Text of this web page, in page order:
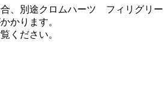
、別途クロムハーツ フィリグリー
かります。
ください。